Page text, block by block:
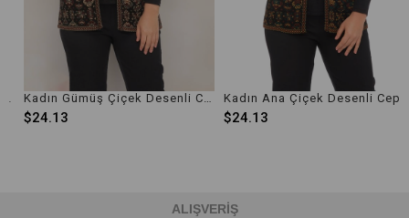
Kadın Gümüş Çiçek Desenli Cepli Kilim Yelek
$24.13
Kadın Ana Çiçek Desenli Cepli Kilim Yelek
$24.13
ALIŞVERİŞ